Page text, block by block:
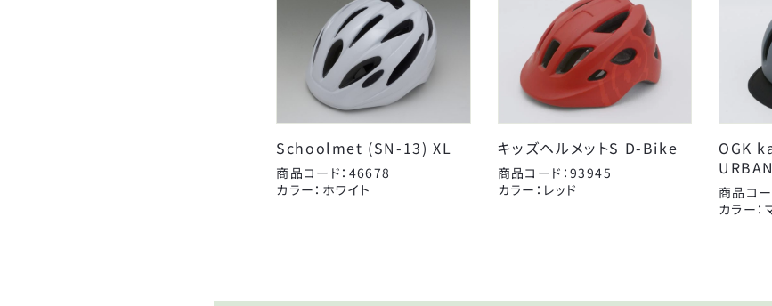
Schoolmet (SN-13) XL
商品コード：46678
カラー：ホワイト
キッズヘルメットS D-Bike
商品コード：93945
カラー：レッド
OGK
URBAN
商品コ
カラー：